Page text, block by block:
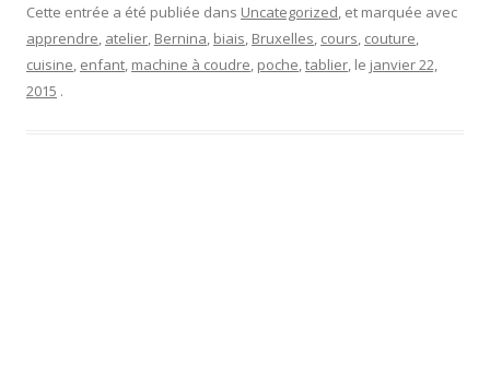
Cette entrée a été publiée dans Uncategorized, et marquée avec
apprendre, atelier, Bernina, biais, Bruxelles, cours, couture,
cuisine, enfant, machine à coudre, poche,tablier, le janvier 22,
2015 .